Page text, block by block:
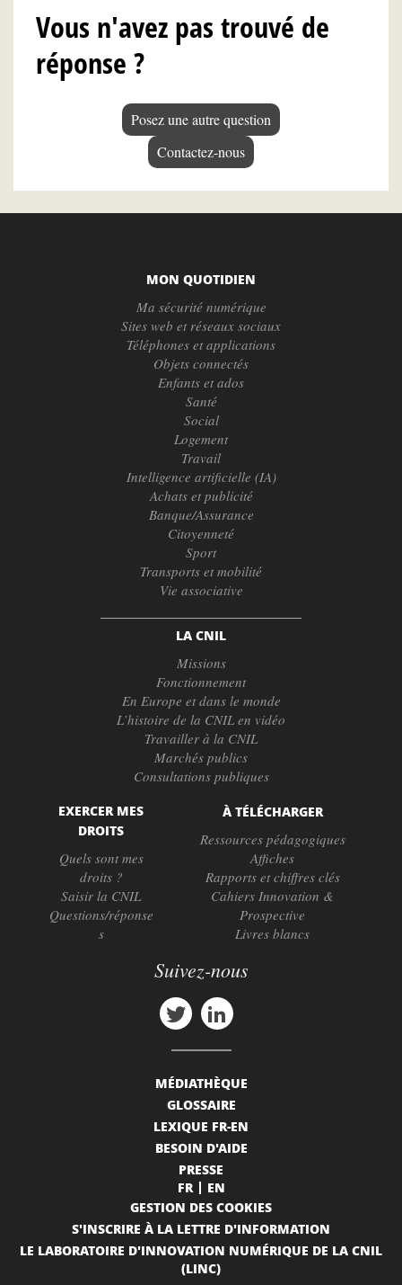
Vous n'avez pas trouvé de
réponse ?
Posez une autre question
Contactez-nous
MON QUOTIDIEN
Ma sécurité numérique
Sites web et réseaux sociaux
Téléphones et applications
Objets connectés
Enfants et ados
Santé
Social
Logement
Travail
Intelligence artificielle (IA)
Achats et publicité
Banque/Assurance
Citoyenneté
Sport
Transports et mobilité
Vie associative
LA CNIL
Missions
Fonctionnement
En Europe et dans le monde
L’histoire de la CNIL en vidéo
Travailler à la CNIL
Marchés publics
Consultations publiques
EXERCER MES
DROITS
Quels sont mes
droits ?
Saisir la CNIL
Questions/réponse
s
À TÉLÉCHARGER
Ressources pédagogiques
Affiches
Rapports et chiffres clés
Cahiers Innovation &
Prospective
Livres blancs
Suivez-nous
MÉDIATHÈQUE
GLOSSAIRE
LEXIQUE FR-EN
BESOIN D'AIDE
PRESSE
FR
EN
GESTION DES COOKIES
S'INSCRIRE À LA LETTRE D'INFORMATION
LE LABORATOIRE D'INNOVATION NUMÉRIQUE DE LA CNIL
(LINC)